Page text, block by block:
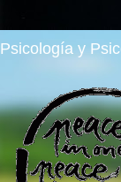
Psicología y